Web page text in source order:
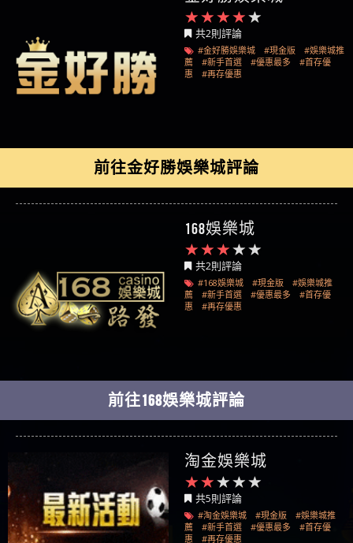
共2則評論
#金好勝娛樂城 #現金版
#娛樂城推
薦
#新手首選 #優惠最多
#首存優
惠
#再存優惠
前往金好勝娛樂城評論
168娛樂城
共2則評論
#168娛樂城 #現金版
#娛樂城推
薦
#新手首選 #優惠最多
#首存優
惠
#再存優惠
前往168娛樂城評論
淘金娛樂城
共5則評論
#淘金娛樂城 #現金版
#娛樂城推
薦
#新手首選 #優惠最多
#首存優
惠
#再存優惠